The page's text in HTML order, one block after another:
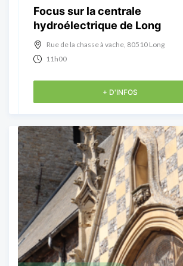
Focus sur la centrale
hydroélectrique de Long
Rue de la chasse à vache, 80510 Long
11h00
+ D'INFOS